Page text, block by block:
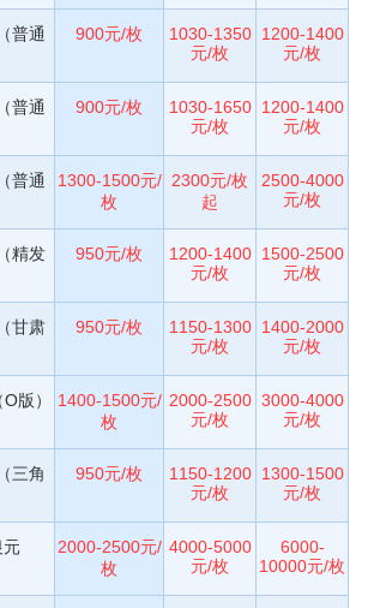
普通
900元/枚
1030-1350
元/枚
1200-1400
元/枚
普通
900元/枚
1030-1650
元/枚
1200-1400
元/枚
普通
1300-1500元/
枚
2300元/枚
起
2500-4000
元/枚
精发
950元/枚
1200-1400
元/枚
1500-2500
元/枚
甘肃
950元/枚
1150-1300
元/枚
1400-2000
元/枚
版）
1400-1500元/
枚
2000-2500
元/枚
3000-4000
元/枚
三角
950元/枚
1150-1200
元/枚
1300-1500
元/枚
元
2000-2500元/
枚
4000-5000
元/枚
6000-
10000元/枚